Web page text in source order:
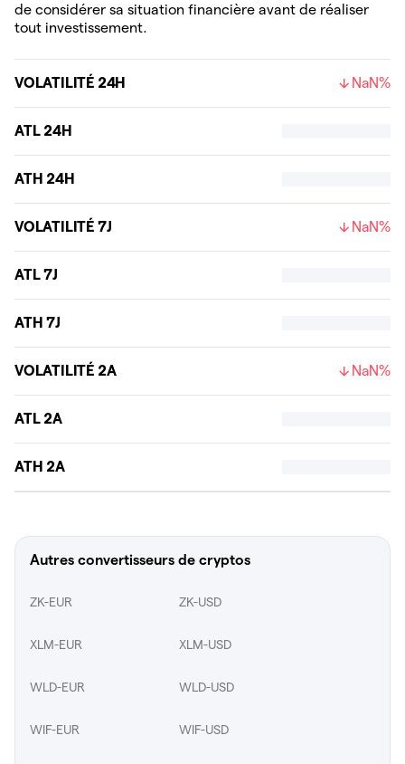
de considérer sa situation financière avant de réaliser
tout investissement.
VOLATILITÉ 24H NaN%
ATL 24H
ATH 24H
VOLATILITÉ 7J NaN%
ATL 7J
ATH 7J
VOLATILITÉ 2A NaN%
ATL 2A
ATH 2A
Autres convertisseurs de cryptos
ZK-EUR ZK-USD
XLM-EUR XLM-USD
WLD-EUR WLD-USD
WIF-EUR WIF-USD